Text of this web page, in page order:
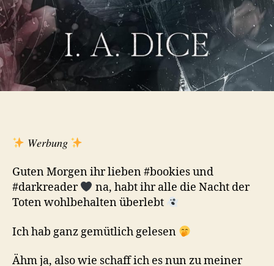
𝑊𝑒𝑟𝑏𝑢𝑛𝑔
Guten Morgen ihr lieben #bookies und
#darkreader
na, habt ihr alle die Nacht der
Toten wohlbehalten überlebt
Ich hab ganz gemütlich gelesen
Ähm ja, also wie schaff ich es nun zu meiner